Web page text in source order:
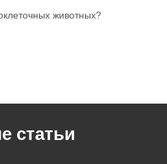
животных?
статьи